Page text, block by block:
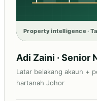
Property intelligence ·
Adi Zaini · Senior
Latar belakang akaun +
hartanah Johor